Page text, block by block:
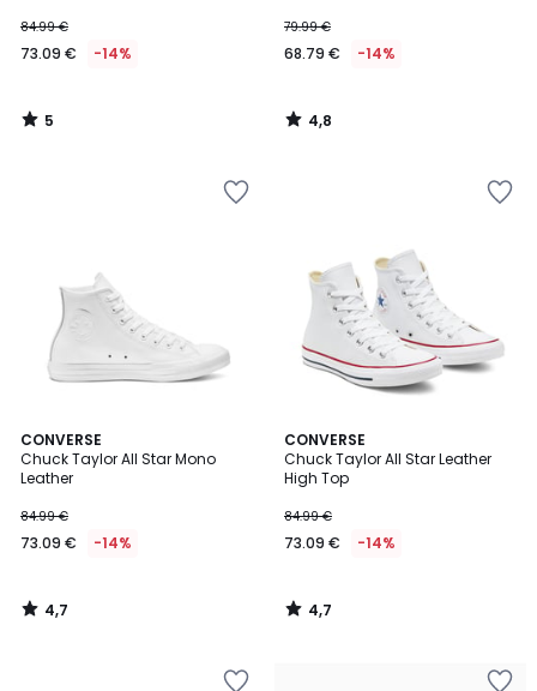
84.99 €
73.09 € -14%
5
/
79.99 €
68.79 € -14%
4,8
/
CONVERSE
Chuck Taylor All Star Mono
Leather
84.99 €
73.09 € -14%
4,7
/ 5
4,7
/
CONVERSE
Chuck Taylor All Star Leather
High Top
84.99 €
73.09 € -14%
4,7
/ 5
4,7
/